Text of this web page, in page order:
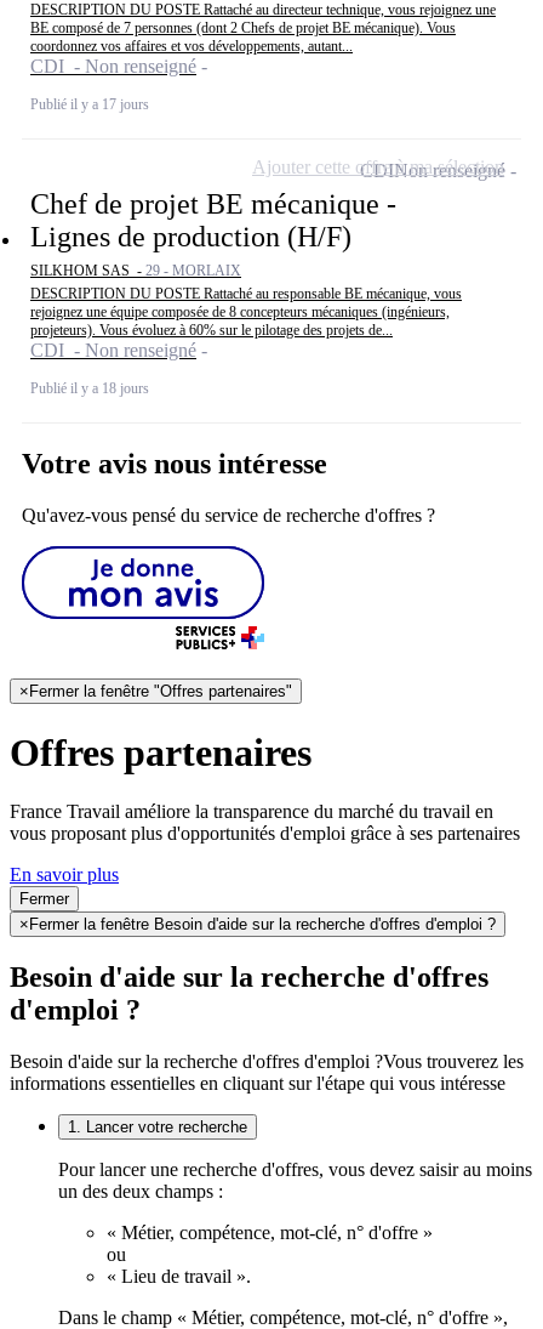
DESCRIPTION DU POSTE Rattaché au directeur technique, vous rejoignez une
BE composé de 7 personnes (dont 2 Chefs de projet BE mécanique). Vous
coordonnez vos affaires et vos développements, autant...
CDI - Non renseigné
Publié il y a 17 jours
Chef de projet BE mécanique -
Lignes de production (H/F)
SILKHOM SAS - 29 - MORLAIX
DESCRIPTION DU POSTE Rattaché au responsable BE mécanique, vous
rejoignez une équipe composée de 8 concepteurs mécaniques (ingénieurs,
projeteurs). Vous évoluez à 60% sur le pilotage des projets de...
CDI - Non renseigné
Publié il y a 18 jours
CDINon renseigné
Ajouter cette offre à ma sélection
Votre avis nous intéresse
Qu'avez-vous pensé du service de recherche d'offres ?
× Fermer la fenêtre "Offres partenaires"
Offres partenaires
France Travail améliore la transparence du marché du travail en
vous proposant plus d'opportunités d'emploi grâce à ses partenaires
En savoir plus
Fermer
× Fermer la fenêtre Besoin d'aide sur la recherche d'offres d'emploi ?
Besoin d'aide sur la recherche d'offres
d'emploi ?
Besoin d'aide sur la recherche d'offres d'emploi ?Vous trouverez les
informations essentielles en cliquant sur l'étape qui vous intéresse
1. Lancer votre recherche
Pour lancer une recherche d'offres, vous devez saisir au moins
un des deux champs :
« Métier, compétence, mot-clé, n° d'offre »
ou
« Lieu de travail ».
Dans le champ « Métier, compétence, mot-clé, n° d'offre »,